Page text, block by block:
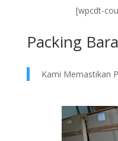
[wpcdt-
Packing
Kami Memastikan